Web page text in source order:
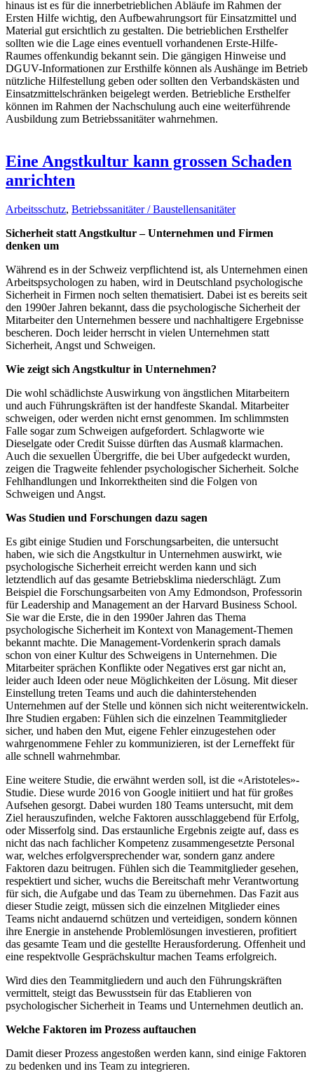
hinaus ist es für die innerbetrieblichen Abläufe im Rahmen der
Ersten Hilfe wichtig, den Aufbewahrungsort für Einsatzmittel und
Material gut ersichtlich zu gestalten. Die betrieblichen Ersthelfer
sollten wie die Lage eines eventuell vorhandenen Erste-Hilfe-
Raumes offenkundig bekannt sein. Die gängigen Hinweise und
DGUV-Informationen zur Ersthilfe können als Aushänge im Betrieb
nützliche Hilfestellung geben oder sollten den Verbandskästen und
Einsatzmittelschränken beigelegt werden. Betriebliche Ersthelfer
können im Rahmen der Nachschulung auch eine weiterführende
Ausbildung zum Betriebssanitäter wahrnehmen.
Eine Angstkultur kann grossen Schaden
anrichten
Arbeitsschutz, Betriebssanitäter / Baustellensanitäter
Sicherheit statt Angstkultur – Unternehmen und Firmen
denken um
Während es in der Schweiz verpflichtend ist, als Unternehmen einen
Arbeitspsychologen zu haben, wird in Deutschland psychologische
Sicherheit in Firmen noch selten thematisiert. Dabei ist es bereits seit
den 1990er Jahren bekannt, dass die psychologische Sicherheit der
Mitarbeiter den Unternehmen bessere und nachhaltigere Ergebnisse
bescheren. Doch leider herrscht in vielen Unternehmen statt
Sicherheit, Angst und Schweigen.
Wie zeigt sich Angstkultur in Unternehmen?
Die wohl schädlichste Auswirkung von ängstlichen Mitarbeitern
und auch Führungskräften ist der handfeste Skandal. Mitarbeiter
schweigen, oder werden nicht ernst genommen. Im schlimmsten
Falle sogar zum Schweigen aufgefordert. Schlagworte wie
Dieselgate oder Credit Suisse dürften das Ausmaß klarmachen.
Auch die sexuellen Übergriffe, die bei Uber aufgedeckt wurden,
zeigen die Tragweite fehlender psychologischer Sicherheit. Solche
Fehlhandlungen und Inkorrektheiten sind die Folgen von
Schweigen und Angst.
Was Studien und Forschungen dazu sagen
Es gibt einige Studien und Forschungsarbeiten, die untersucht
haben, wie sich die Angstkultur in Unternehmen auswirkt, wie
psychologische Sicherheit erreicht werden kann und sich
letztendlich auf das gesamte Betriebsklima niederschlägt. Zum
Beispiel die Forschungsarbeiten von Amy Edmondson, Professorin
für Leadership and Management an der Harvard Business School.
Sie war die Erste, die in den 1990er Jahren das Thema
psychologische Sicherheit im Kontext von Management-Themen
bekannt machte. Die Management-Vordenkerin sprach damals
schon von einer Kultur des Schweigens in Unternehmen. Die
Mitarbeiter sprächen Konflikte oder Negatives erst gar nicht an,
leider auch Ideen oder neue Möglichkeiten der Lösung. Mit dieser
Einstellung treten Teams und auch die dahinterstehenden
Unternehmen auf der Stelle und können sich nicht weiterentwickeln.
Ihre Studien ergaben: Fühlen sich die einzelnen Teammitglieder
sicher, und haben den Mut, eigene Fehler einzugestehen oder
wahrgenommene Fehler zu kommunizieren, ist der Lerneffekt für
alle schnell wahrnehmbar.
Eine weitere Studie, die erwähnt werden soll, ist die «Aristoteles»-
Studie. Diese wurde 2016 von Google initiiert und hat für großes
Aufsehen gesorgt. Dabei wurden 180 Teams untersucht, mit dem
Ziel herauszufinden, welche Faktoren ausschlaggebend für Erfolg,
oder Misserfolg sind. Das erstaunliche Ergebnis zeigte auf, dass es
nicht das nach fachlicher Kompetenz zusammengesetzte Personal
war, welches erfolgversprechender war, sondern ganz andere
Faktoren dazu beitrugen. Fühlen sich die Teammitglieder gesehen,
respektiert und sicher, wuchs die Bereitschaft mehr Verantwortung
für sich, die Aufgabe und das Team zu übernehmen. Das Fazit aus
dieser Studie zeigt, müssen sich die einzelnen Mitglieder eines
Teams nicht andauernd schützen und verteidigen, sondern können
ihre Energie in anstehende Problemlösungen investieren, profitiert
das gesamte Team und die gestellte Herausforderung. Offenheit und
eine respektvolle Gesprächskultur machen Teams erfolgreich.
Wird dies den Teammitgliedern und auch den Führungskräften
vermittelt, steigt das Bewusstsein für das Etablieren von
psychologischer Sicherheit in Teams und Unternehmen deutlich an.
Welche Faktoren im Prozess auftauchen
Damit dieser Prozess angestoßen werden kann, sind einige Faktoren
zu bedenken und ins Team zu integrieren.